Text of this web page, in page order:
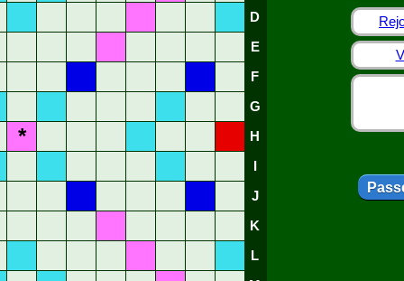
D
E
F
G
* H
J
K
L